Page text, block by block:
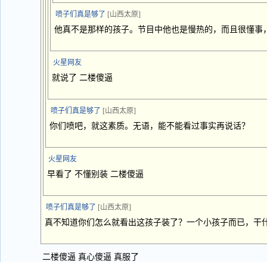
喷子们真是够了 [山西太原]
他真不是那样的孩子。节目中他也是慢热的，而且很懂事
火星网友
就说了 二楼傻逼
喷子们真是够了 [山西太原]
你们喷吧，就这素质。无语，能不能看过事实再说话？
火星网友
早看了 不懂别装 二楼傻逼
喷子们真是够了 [山西太原]
真不知道你们怎么就看出这孩子装了？一个小孩子而已，干
二楼傻逼 真心傻逼 真服了